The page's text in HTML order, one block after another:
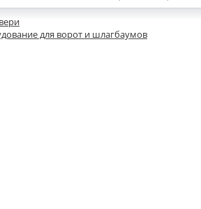
для ворот и шлагбаумов